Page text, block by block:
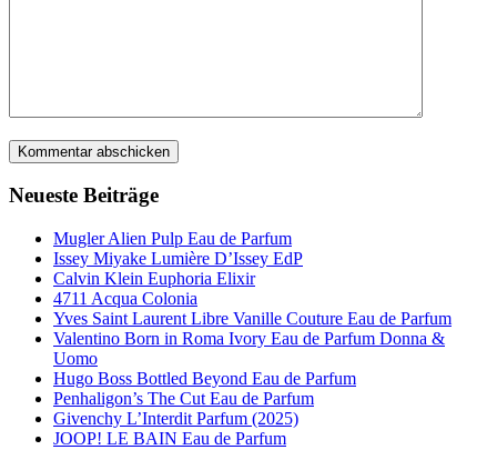
Neueste Beiträge
Mugler Alien Pulp Eau de Parfum
Issey Miyake Lumière D’Issey EdP
Calvin Klein Euphoria Elixir
4711 Acqua Colonia
Yves Saint Laurent Libre Vanille Couture Eau de Parfum
Valentino Born in Roma Ivory Eau de Parfum Donna &
Uomo
Hugo Boss Bottled Beyond Eau de Parfum
Penhaligon’s The Cut Eau de Parfum
Givenchy L’Interdit Parfum (2025)
JOOP! LE BAIN Eau de Parfum